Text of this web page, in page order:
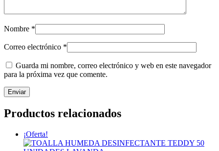
Nombre *
Correo electrónico *
Guarda mi nombre, correo electrónico y web en este navegador
para la próxima vez que comente.
Productos relacionados
¡Oferta!